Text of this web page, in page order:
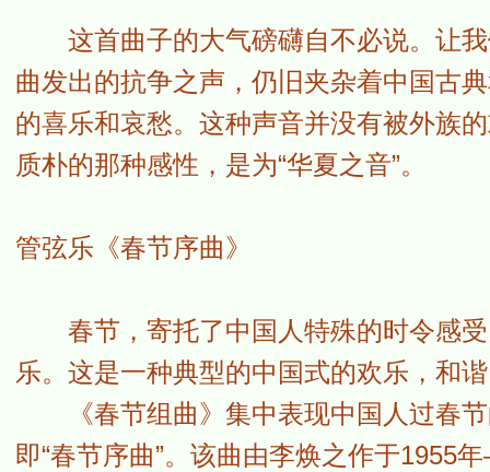
这首曲子的大气磅礴自不必说。让我
曲发出的抗争之声，仍旧夹杂着中国古
的喜乐和哀愁。这种声音并没有被外族
质朴的那种感性，是为“华夏之音”。
管弦乐《春节序曲》
春节，寄托了中国人特殊的时令感受
乐。这是一种典型的中国式的欢乐，和
《春节组曲》集中表现中国人过春节
即“春节序曲”。该曲由李焕之作于1955